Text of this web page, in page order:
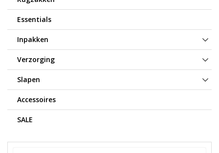
Essentials
Inpakken
Verzorging
Slapen
Accessoires
SALE